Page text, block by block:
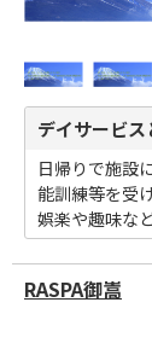
デイサービス
日帰りで施設
能訓練等を受
娯楽や趣味な
RASPA御嵩